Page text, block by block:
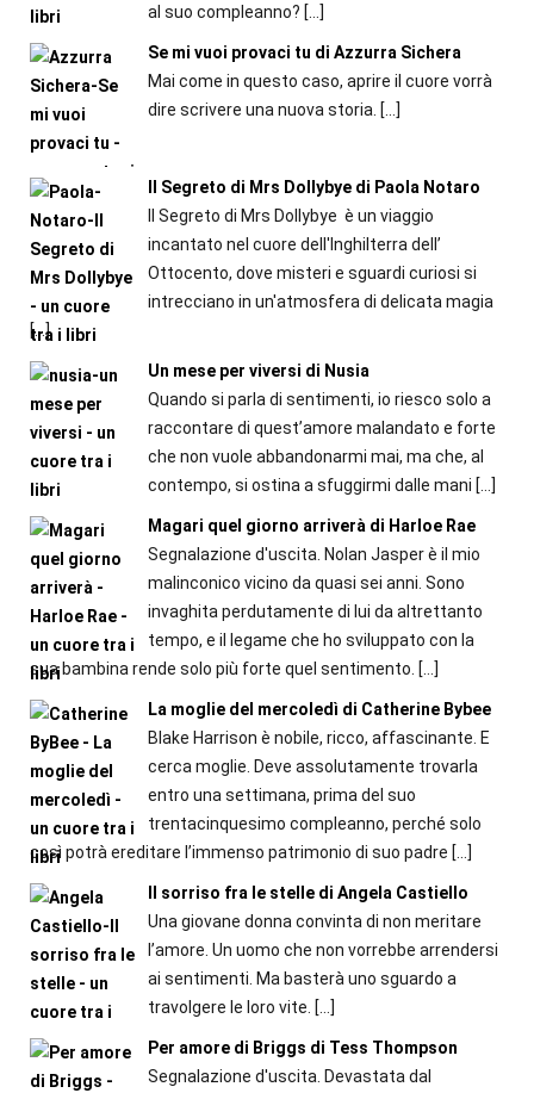
al suo compleanno? […]
Se mi vuoi provaci tu di Azzurra Sichera
Mai come in questo caso, aprire il cuore vorrà
dire scrivere una nuova storia. […]
Il Segreto di Mrs Dollybye di Paola Notaro
Il Segreto di Mrs Dollybye è un viaggio
incantato nel cuore dell'Inghilterra dell’
Ottocento, dove misteri e sguardi curiosi si
intrecciano in un'atmosfera di delicata magia
[…]
Un mese per viversi di Nusia
Quando si parla di sentimenti, io riesco solo a
raccontare di quest’amore malandato e forte
che non vuole abbandonarmi mai, ma che, al
contempo, si ostina a sfuggirmi dalle mani […]
Magari quel giorno arriverà di Harloe Rae
Segnalazione d'uscita. Nolan Jasper è il mio
malinconico vicino da quasi sei anni. Sono
invaghita perdutamente di lui da altrettanto
tempo, e il legame che ho sviluppato con la
sua bambina rende solo più forte quel sentimento. […]
La moglie del mercoledì di Catherine Bybee
Blake Harrison è nobile, ricco, affascinante. E
cerca moglie. Deve assolutamente trovarla
entro una settimana, prima del suo
trentacinquesimo compleanno, perché solo
così potrà ereditare l’immenso patrimonio di suo padre […]
Il sorriso fra le stelle di Angela Castiello
Una giovane donna convinta di non meritare
l’amore. Un uomo che non vorrebbe arrendersi
ai sentimenti. Ma basterà uno sguardo a
travolgere le loro vite. […]
Per amore di Briggs di Tess Thompson
Segnalazione d'uscita. Devastata dal